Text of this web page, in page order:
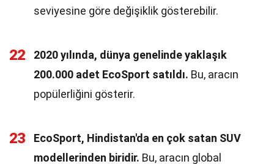
seviyesine göre değişiklik gösterebilir.
22
2020 yılında, dünya genelinde yaklaşık
200.000 adet EcoSport satıldı. Bu, aracın
popülerliğini gösterir.
23
EcoSport, Hindistan'da en çok satan SUV
modellerinden biridir. Bu, aracın global